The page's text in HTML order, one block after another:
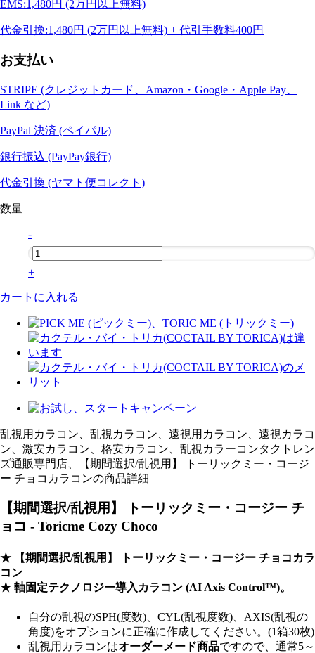
EMS:1,480円 (2万円以上無料)
代金引換:1,480円 (2万円以上無料) + 代引手数料400円
お支払い
STRIPE (クレジットカード、Amazon・Google・Apple Pay、
Link など)
PayPal 決済 (ペイパル)
銀行振込 (PayPay銀行)
代金引換 (ヤマト便コレクト)
数量
-
+
カートに入れる
乱視用カラコン、乱視カラコン、遠視用カラコン、遠視カラコ
ン、激安カラコン、格安カラコン、乱視カラーコンタクトレン
ズ通販専門店、【期間選択/乱視用】 トーリックミー・コージ
ー チョコカラコンの商品詳細
【期間選択/乱視用】 トーリックミー・コージー チ
ョコ - Toricme Cozy Choco
★ 【期間選択/乱視用】 トーリックミー・コージー チョコカラ
コン
★ 軸固定テクノロジー導入カラコン (AI Axis Control™)。
自分の乱視のSPH(度数)、CYL(乱視度数)、AXIS(乱視の
角度)をオプションに正確に作成してください。(1箱30枚)
乱視用カラコンはオーダーメード商品ですので、 通常5～